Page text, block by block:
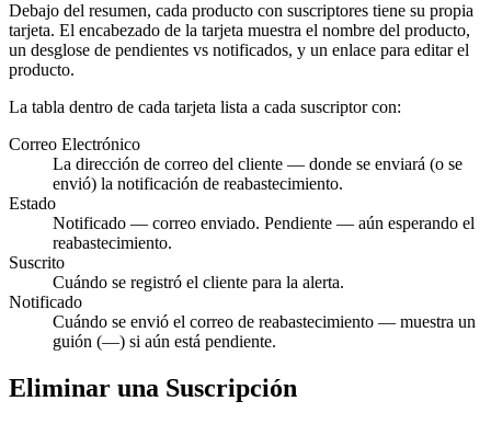
Debajo del resumen, cada producto con suscriptores tiene su propia
tarjeta. El encabezado de la tarjeta muestra el nombre del producto,
un desglose de pendientes vs notificados, y un enlace para editar el
producto.
La tabla dentro de cada tarjeta lista a cada suscriptor con:
Correo Electrónico
La dirección de correo del cliente — donde se enviará (o se
envió) la notificación de reabastecimiento.
Estado
Notificado — correo enviado. Pendiente — aún esperando el
reabastecimiento.
Suscrito
Cuándo se registró el cliente para la alerta.
Notificado
Cuándo se envió el correo de reabastecimiento — muestra un
guión (—) si aún está pendiente.
Eliminar una Suscripción